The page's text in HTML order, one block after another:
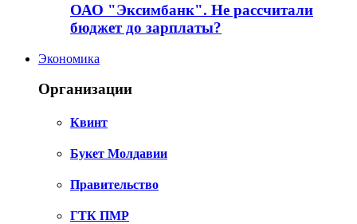
ОАО "Эксимбанк". Не рассчитали
бюджет до зарплаты?
Экономика
Организации
Квинт
Букет Молдавии
Правительство
ГТК ПМР